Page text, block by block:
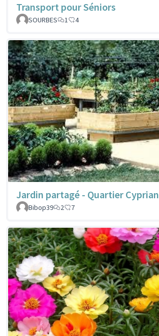
Transport pour Séniors
SOURBES
1 4
Jardin partagé - Quartier Cyprian
Bibop39
2 7